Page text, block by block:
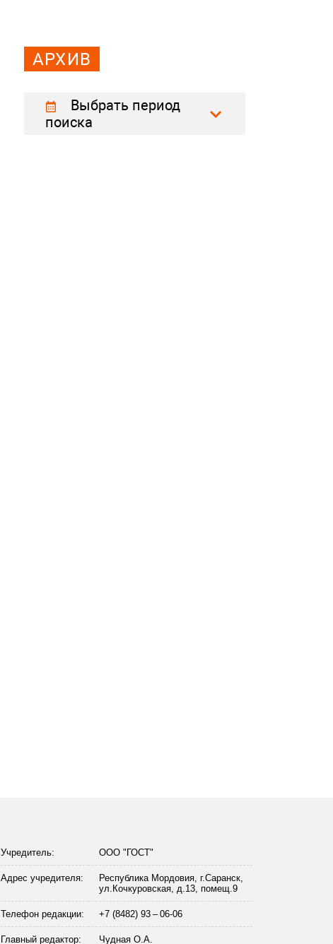
АРХИВ
Выбрать период
поиска
Учредитель: ООО "ГОСТ"
Адрес учредителя:
Республика Мордовия, г.Саранск,
ул.Кочкуровская, д.13, помещ.9
Телефон редакции: +7 (8482) 93 – 06-06
Главный редактор: Чудная О.А.